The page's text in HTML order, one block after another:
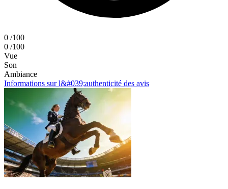
0 /100
0 /100
Vue
Son
Ambiance
Informations sur l&#039;authenticité des avis